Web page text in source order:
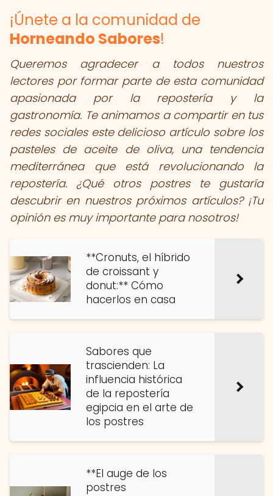
¡Únete a la comunidad de
Horneando Sabores!
Queremos agradecer a todos nuestros
lectores por formar parte de esta comunidad
apasionada por la repostería y la
gastronomía. Te animamos a compartir en tus
redes sociales este delicioso artículo sobre los
pasteles de aceite de oliva, una tendencia
mediterránea que está revolucionando la
repostería. ¿Qué otros postres te gustaría
descubrir en nuestros próximos artículos? ¡Tu
opinión es muy importante para nosotros!
**Cronuts, el híbrido
de croissant y
donut:** Cómo
hacerlos en casa
Sabores que
trascienden: La
influencia histórica
de la repostería
egipcia en el arte de
los postres
**El auge de los
postres